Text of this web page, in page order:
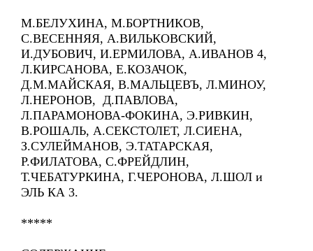
М.БЕЛУХИНА, М.БОРТНИКОВ,
С.ВЕСЕННЯЯ, А.ВИЛЬКОВСКИЙ,
И.ДУБОВИЧ, И.ЕРМИЛОВА, А.ИВАНОВ 4,
Л.КИРСАНОВА, Е.КОЗАЧОК,
Д.М.МАЙСКАЯ, В.МАЛЬЦЕВЪ, Л.МИНОУ,
Л.НЕРОНОВ, Д.ПАВЛОВА,
Л.ПАРАМОНОВА-ФОКИНА, Э.РИВКИН,
В.РОШАЛЬ, А.СЕКСТОЛЕТ, Л.СИЕНА,
З.СУЛЕЙМАНОВ, Э.ТАТАРСКАЯ,
Р.ФИЛАТОВА, С.ФРЕЙДЛИН,
Т.ЧЕБАТУРКИНА, Г.ЧЕРОНОВА, Л.ШОЛ и
ЭЛЬ КА 3.
*****